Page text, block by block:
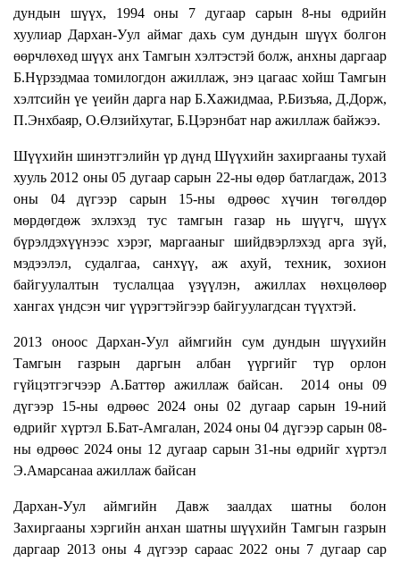
дундын шүүх, 1994 оны 7 дугаар сарын 8-ны өдрийн
хуулиар Дархан-Уул аймаг дахь сум дундын шүүх болгон
өөрчлөхөд шүүх анх Тамгын хэлтэстэй болж, анхны даргаар
Б.Нүрзэдмаа томилогдон ажиллаж, энэ цагаас хойш Тамгын
хэлтсийн үе үеийн дарга нар Б.Хажидмаа, Р.Бизъяа, Д.Дорж,
П.Энхбаяр, О.Өлзийхутаг, Б.Цэрэнбат нар ажиллаж байжээ.
Шүүхийн шинэтгэлийн үр дүнд Шүүхийн захиргааны тухай
хууль 2012 оны 05 дугаар сарын 22-ны өдөр батлагдаж, 2013
оны 04 дүгээр сарын 15-ны өдрөөс хүчин төгөлдөр
мөрдөгдөж эхлэхэд тус тамгын газар нь шүүгч, шүүх
бүрэлдэхүүнээс хэрэг, маргааныг шийдвэрлэхэд арга зүй,
мэдээлэл, судалгаа, санхүү, аж ахуй, техник, зохион
байгуулалтын туслалцаа үзүүлэн, ажиллах нөхцөлөөр
хангах үндсэн чиг үүрэгтэйгээр байгуулагдсан түүхтэй.
2013 оноос Дархан-Уул аймгийн сум дундын шүүхийн
Тамгын газрын даргын албан үүргийг түр орлон
гүйцэтгэгчээр А.Баттөр ажиллаж байсан. 2014 оны 09
дүгээр 15-ны өдрөөс 2024 оны 02 дугаар сарын 19-ний
өдрийг хүртэл Б.Бат-Амгалан, 2024 оны 04 дүгээр сарын 08-
ны өдрөөс 2024 оны 12 дугаар сарын 31-ны өдрийг хүртэл
Э.Амарсанаа ажиллаж байсан
Дархан-Уул аймгийн Давж заалдах шатны болон
Захиргааны хэргийн анхан шатны шүүхийн Тамгын газрын
даргаар 2013 оны 4 дүгээр сараас 2022 оны 7 дугаар сар